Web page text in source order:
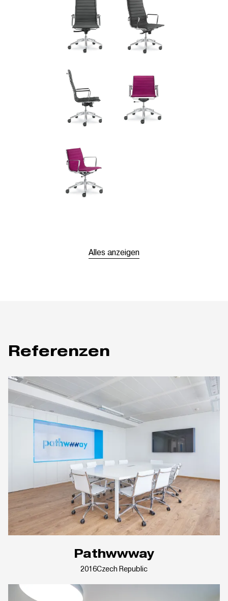
Alles anzeigen
Referenzen
Pathwwway
2016Czech Republic